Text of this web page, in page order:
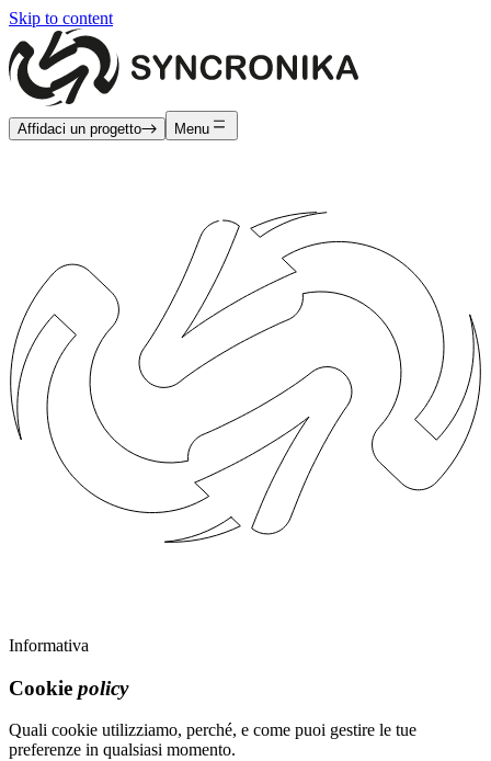
Skip to content
Affidaci un progetto Menu
Informativa
Cookie policy
Quali cookie utilizziamo, perché, e come puoi gestire le tue
preferenze in qualsiasi momento.